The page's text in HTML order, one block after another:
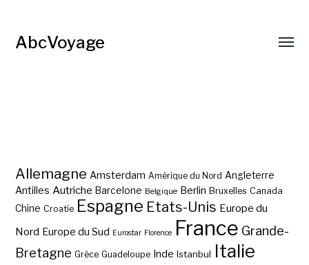
AbcVoyage
Allemagne Amsterdam Amérique du Nord Angleterre
Antilles Autriche Barcelone Belgique Berlin Bruxelles Canada
Chine Croatie Espagne Etats-Unis Europe du
Nord Europe du Sud Eurostar Florence France Grande-
Bretagne Grèce Guadeloupe Inde Istanbul Italie